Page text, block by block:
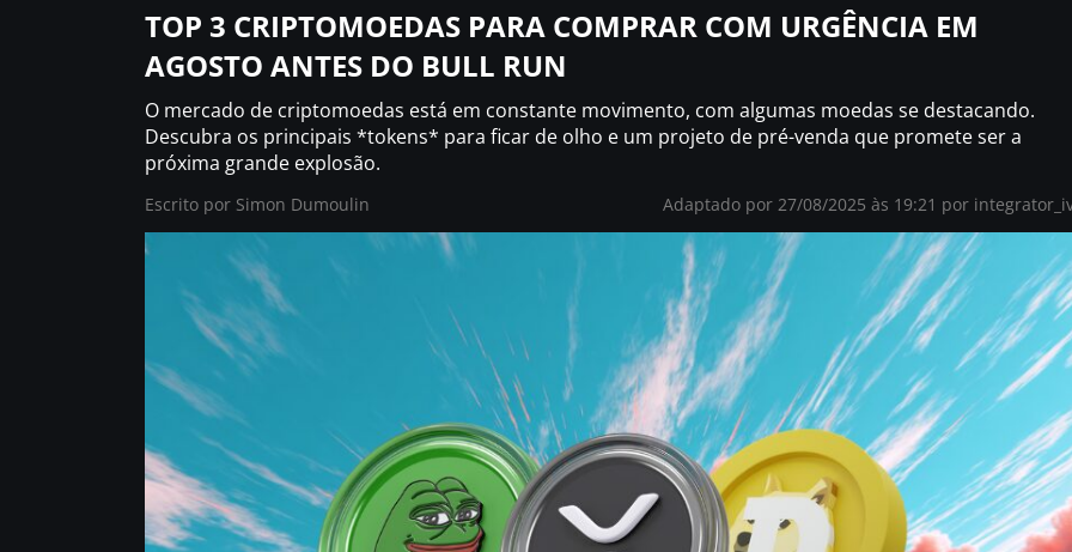
Guias
Trading
Onde comprar ?
Casino
TOP 3 CRIPTOMOEDAS PARA COMPRAR COM URGÊNCIA EM
AGOSTO ANTES DO BULL RUN
O mercado de criptomoedas está em constante movimento, com algumas moedas se destacando.
Descubra os principais *tokens* para ficar de olho e um projeto de pré-venda que promete ser a
próxima grande explosão.
Escrito por Simon Dumoulin Adaptado por 27/08/2025 às 19:21 por